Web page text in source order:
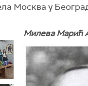
Москва у
Милева Марић